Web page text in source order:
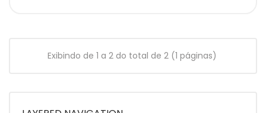
Exibindo de 1 a 2 do total de 2 (1 páginas)